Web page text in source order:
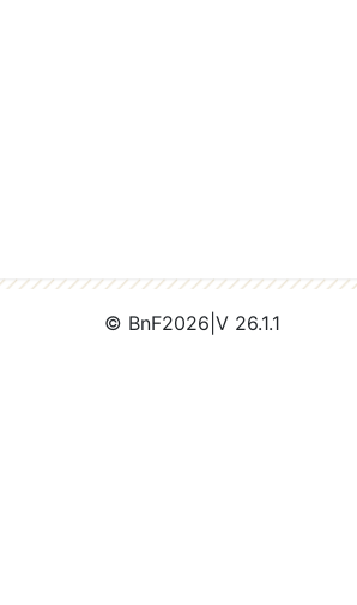
© BnF2026 V 26.1.1